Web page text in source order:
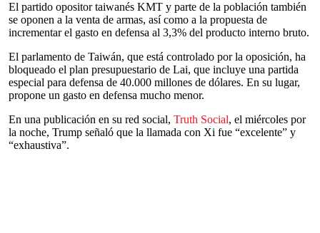
El partido opositor taiwanés KMT y parte de la población también
se oponen a la venta de armas, así como a la propuesta de
incrementar el gasto en defensa al 3,3% del producto interno bruto.
El parlamento de Taiwán, que está controlado por la oposición, ha
bloqueado el plan presupuestario de Lai, que incluye una partida
especial para defensa de 40.000 millones de dólares. En su lugar,
propone un gasto en defensa mucho menor.
En una publicación en su red social, Truth Social, el miércoles por
la noche, Trump señaló que la llamada con Xi fue “excelente” y
“exhaustiva”.